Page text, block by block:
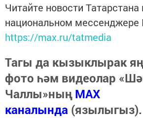
Читайте новости Татарстана
национальном мессенджере
https://max.ru/tatmedia
Тагы да кызыклырак
фото һәм видеолар
Чаллы»ныңMAX
каналында (язылыгыз).